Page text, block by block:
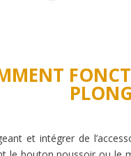
et intégrer de